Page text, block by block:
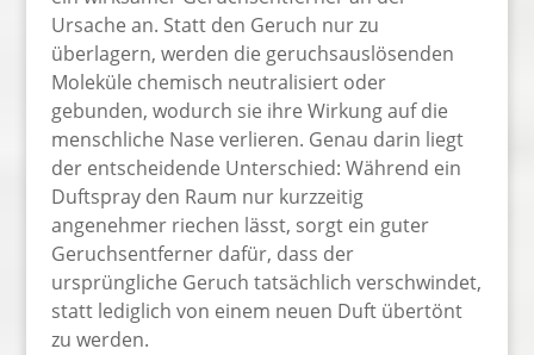
Ursache an. Statt den Geruch nur zu
überlagern, werden die geruchsauslösenden
Moleküle chemisch neutralisiert oder
gebunden, wodurch sie ihre Wirkung auf die
menschliche Nase verlieren. Genau darin liegt
der entscheidende Unterschied: Während ein
Duftspray den Raum nur kurzzeitig
angenehmer riechen lässt, sorgt ein guter
Geruchsentferner dafür, dass der
ursprüngliche Geruch tatsächlich verschwindet,
statt lediglich von einem neuen Duft übertönt
zu werden.